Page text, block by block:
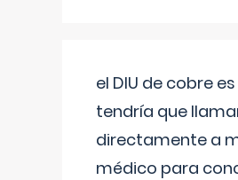
el DIU de cobre
tendría que
directamente a
médico para